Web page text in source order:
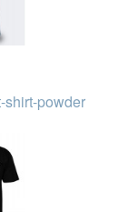
shirt-powder